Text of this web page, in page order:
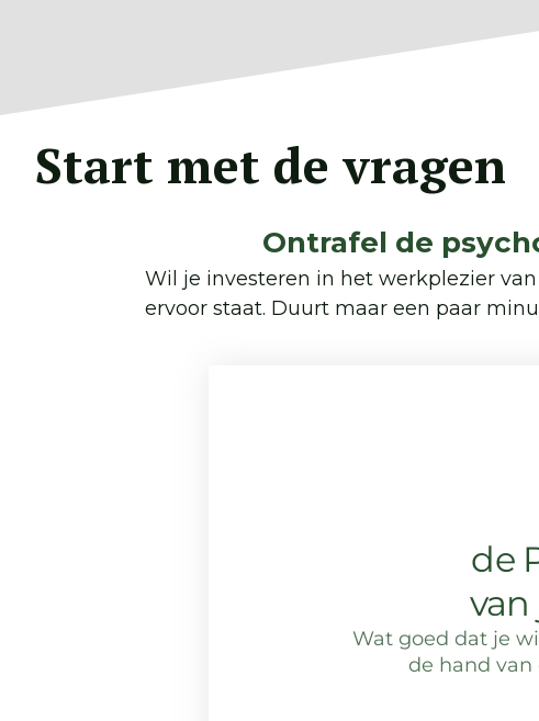
inhoud
Start met de vragen
Ontrafel de
Wil je investeren in het werkplezier
ervoor staat. Duurt maar een paar